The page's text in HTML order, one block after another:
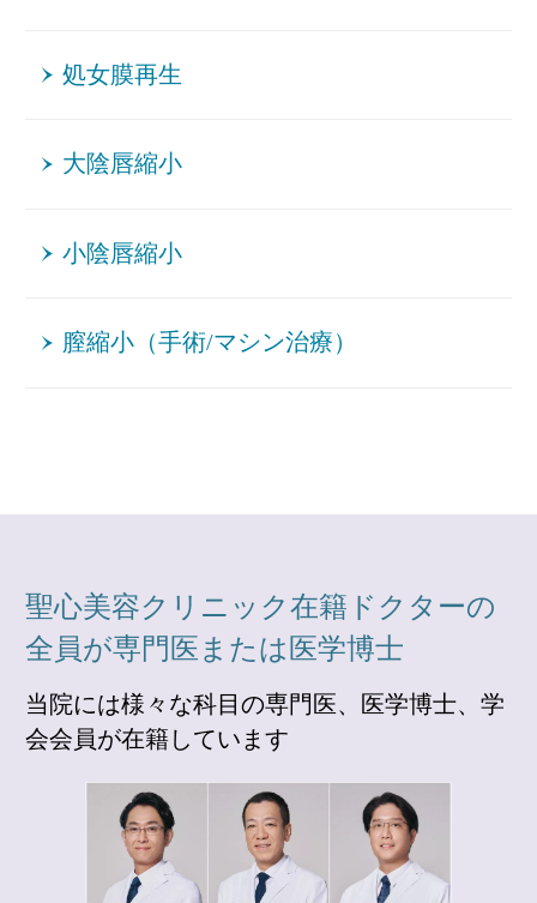
処女膜再生
大陰唇縮小
小陰唇縮小
膣縮小（手術/マシン治療）
聖心美容クリニック在籍ドクターの
全員が専門医または医学博士
当院には様々な科目の専門医、医学博士、学
会会員が在籍しています